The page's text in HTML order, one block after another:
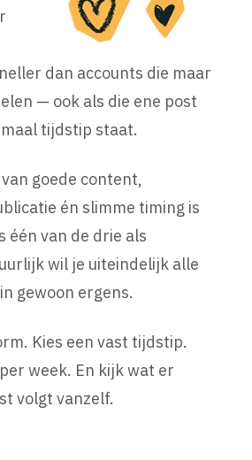
dan accounts die maar
— ook als die ene post
tijdstip staat.
goede content,
én slimme timing is
één van de drie als
wil je uiteindelijk alle
gewoon ergens.
Kies een vast tijdstip.
week. En kijk wat er
volgt vanzelf.